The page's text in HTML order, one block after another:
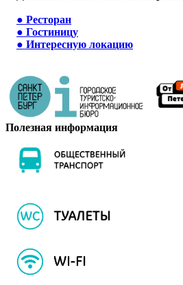
● Ресторан
● Гостиницу
● Интересную локацию
Полезная информация